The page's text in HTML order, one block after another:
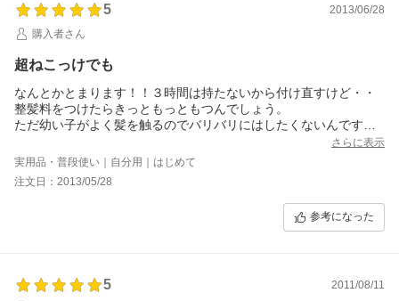
5
2013/06/28
購入者さん
超ねこっけでも
なんとかとまります！！３時間は持たないから付け直すけど・・
整髪料をつけたらきっともっともつんでしょう。
ただ幼い子がよく髪を触るのでバリバリにはしたくないんです。
ほかの３，４本足ではしっぱいばかりでしたがこちらは使えて感
動です。
さらに表示
実用品・普段使い｜自分用｜はじめて
注文日：2013/05/28
参考になった
5
2011/08/11